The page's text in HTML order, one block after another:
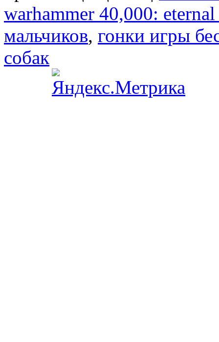
warhammer 40,000: eternal
мальчиков, гонки игры
собак